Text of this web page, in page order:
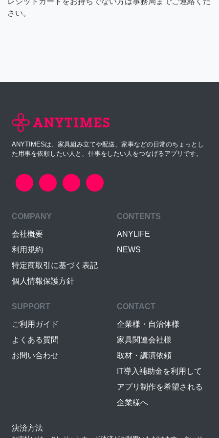
さい。
ANYTIMESは、家具組み立てや配送、家事などの日常のちょっとし
た用事を依頼したい人と、仕事をしたい人をつなげるアプリです。
COMPANY
会社概要
利用規約
特定商取引に基づく表記
個人情報保護方針
CONTENTS
ANYLIFE
NEWS
SUPPORT
ご利用ガイド
よくある質問
お問い合わせ
CONTACT
企業様・自治体様
家具関連会社様
取材・講演依頼
IT導入補助金を利用して
アプリ制作を希望される
企業様へ
決済方法